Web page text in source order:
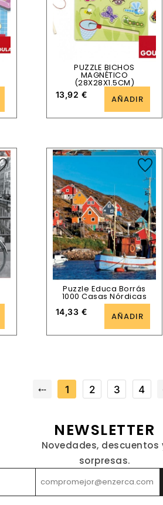
PUZZLE BICHOS
MAGNÉTICO
(28X28X1.5CM)
13,92 € AÑADIR
Puzzle Educa Borrás
1000 Casas Nórdicas
14,33 € AÑADIR
⤎ 1 2 3 4
NEWSLETTER
Novedades, descuentos
sorpresas.